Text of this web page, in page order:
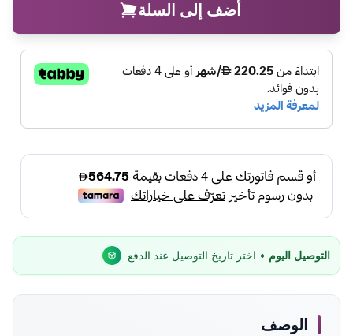
أضف إلى السلة
التوصيل اليوم • اختر تاريخ التوصيل عند الدفع
الوصف